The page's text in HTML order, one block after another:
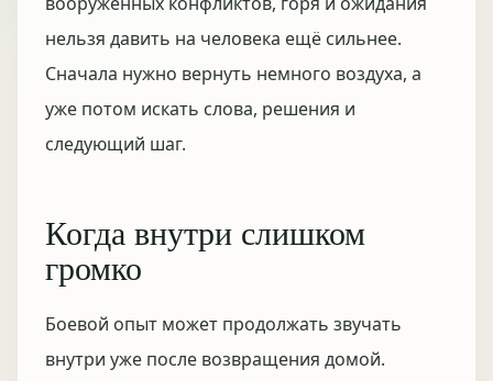
нельзя давить на человека ещё сильнее.
Сначала нужно вернуть немного воздуха, а
уже потом искать слова, решения и
следующий шаг.
Когда внутри слишком
громко
Боевой опыт может продолжать звучать
внутри уже после возвращения домой.